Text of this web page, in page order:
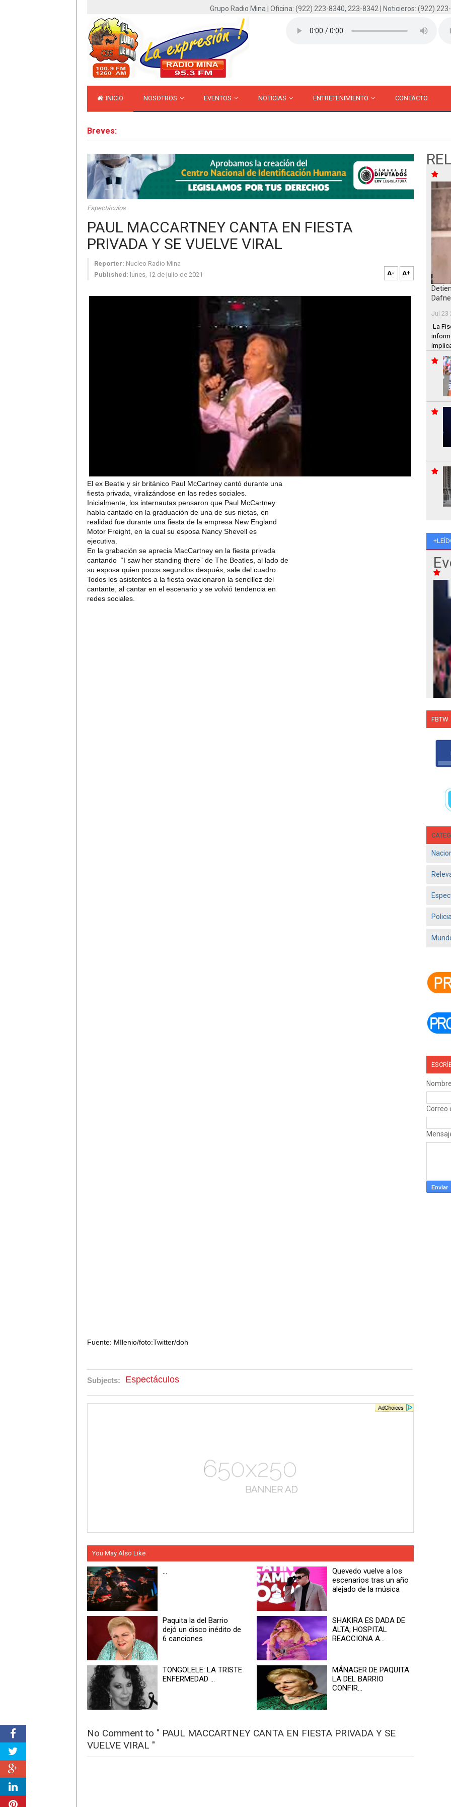
Grupo Radio Mina | Oficina: (922) 223-8340, 223-8342 | Noticieros: (922)
INICIO NOSOTROS EVENTOS NOTICIAS ENTRETENIMIENTO CONTACTO
Breves:
Espectáculos
PAUL MACCARTNEY CANTA EN FIESTA
PRIVADA Y SE VUELVE VIRAL
Reporter: Nucleo Radio Mina
Published: lunes, 12 de julio de 2021 A- A+
El ex Beatle y sir británico Paul McCartney cantó durante una
fiesta privada, viralizándose en las redes sociales.
Inicialmente, los internautas pensaron que Paul McCartney
había cantado en la graduación de una de sus nietas, en
realidad fue durante una fiesta de la empresa New England
Motor Freight, en la cual su esposa Nancy Shevell es
ejecutiva.
En la grabación se aprecia MacCartney en la fiesta privada
cantando “I saw her standing there” de The Beatles, al lado de
su esposa quien pocos segundos después, sale del cuadro.
Todos los asistentes a la fiesta ovacionaron la sencillez del
cantante, al cantar en el escenario y se volvió tendencia en
redes sociales.
Fuente: MIlenio/foto:Twitter/doh
Subjects: Espectáculos
You May Also Like
...
Quevedo vuelve a los
escenarios tras un año
alejado de la música
Paquita la del Barrio
dejó un disco inédito de
6 canciones
SHAKIRA ES DADA DE
ALTA; HOSPITAL
REACCIONA A...
TONGOLELE: LA TRISTE
ENFERMEDAD ...
MÁNAGER DE PAQUITA
LA DEL BARRIO
CONFIR...
No Comment to " PAUL MACCARTNEY CANTA EN FIESTA PRIVADA Y SE
VUELVE VIRAL "
Jul 23
La
en
Jun
FBTW
Correo